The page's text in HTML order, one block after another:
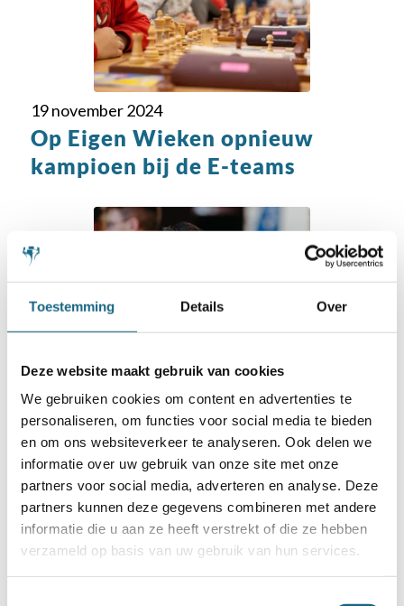
Toestemming Details Over
Deze website maakt gebruik van cookies
We gebruiken cookies om content en advertenties te
personaliseren, om functies voor social media te bieden
en om ons websiteverkeer te analyseren. Ook delen we
informatie over uw gebruik van onze site met onze
partners voor social media, adverteren en analyse. Deze
partners kunnen deze gegevens combineren met andere
informatie die u aan ze heeft verstrekt of die ze hebben
verzameld op basis van uw gebruik van hun services.
19 november 2024
Op Eigen Wieken opnieuw
kampioen bij de E-teams
10 november 2024
Ethan scoort 5,5 uit 11 in
jeugd-WK in Brazilië